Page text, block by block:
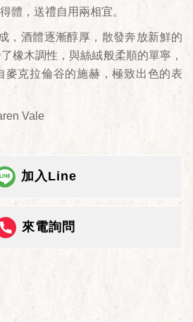
體，送禮自用兩相宜。
，酒體逐漸醇厚，散發奔放新鮮的
橡木調性，與絲絨般柔順的單寧，
麥克拉倫谷的施赫，極致出色的表
Vale
加入Line
來電詢問